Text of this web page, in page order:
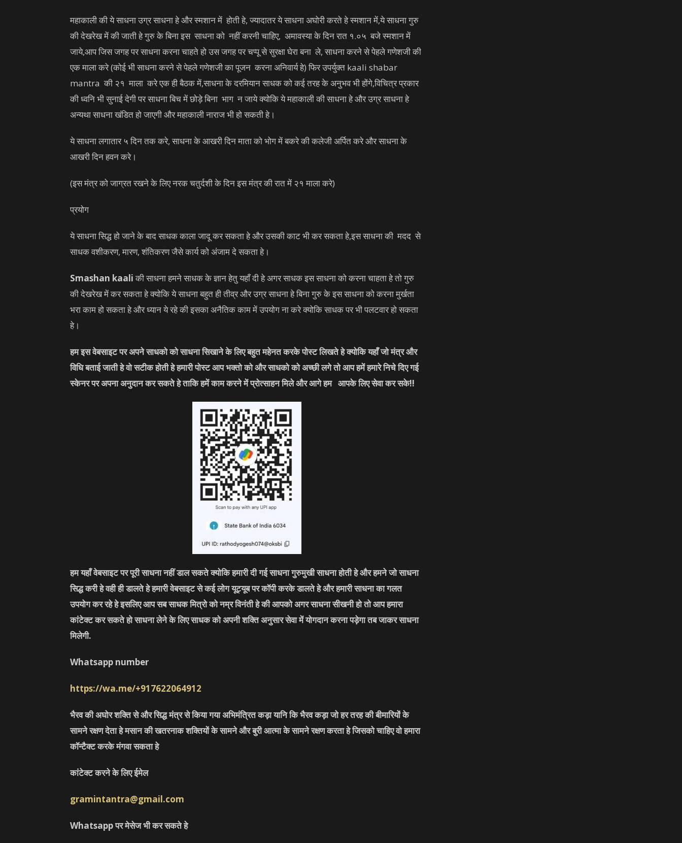
महाकाली की ये साधना उग्र साधना हे और स्मशान में होती हे, ज्यादातर ये साधना अघोरी करते हे स्मशान में,ये साधना गुरु
की देखरेख में की जाती हे गुरु के बिना इस साधना को नहीं करनी चाहिए, अमावस्या के दिन रात १.०५ बजे स्मशान में
जाये,आप जिस जगह पर साधना करना चाहते हो उस जगह पर चप्पू से सुरक्षा घेरा बना ले, साधना करने से पेहले गणेशजी की
एक माला करे (कोई भी साधना करने से पेहले गणेशजी का पूजन करना अनिवार्य हे) फिर उपर्युक्त kaali shabar
mantra की २१ माला करे एक ही बैठक में,साधना के दरमियान साधक को कई तरह के अनुभव भी होंगे,विचित्र प्रकार
की ध्वनि भी सुनाई देगी पर साधना बिच में छोड़े बिना भाग न जाये क्योकि ये महाकाली की साधना हे और उग्र साधना हे
अन्यथा साधना खंडित हो जाएगी और महाकाली नाराज भी हो सकती हे।
ये साधना लगातार ५ दिन तक करे, साधना के आखरी दिन माता को भोग में बकरे की कलेजी अर्पित करे और साधना के
आखरी दिन हवन करे।
(इस मंत्र को जाग्रत रखने के लिए नरक चतुर्दशी के दिन इस मंत्र की रात में २१ माला करे)
प्रयोग
ये साधना सिद्ध हो जाने के बाद साधक काला जादू कर सकता हे और उसकी काट भी कर सकता हे,इस साधना की मदद से
साधक वशीकरण, मारण, शंतिकरण जैसे कार्य को अंजाम दे सकता हे।
Smashan kaaliकी साधना हमने साधक के ज्ञान हेतु यहाँ दी हे अगर साधक इस साधना को करना चाहता हे तो गुरु
की देखरेख में कर सकता हे क्योकि ये साधना बहुत ही तीव्र और उग्र साधना हे बिना गुरु के इस साधना को करना मुर्खता
भरा काम हो सकता हे और ध्यान ये रहे की इसका अनैतिक काम में उपयोग ना करे क्योकि साधक पर भी पलटवार हो सकता
हे।
हम इस वेबसाइट पर अपने साधको को साधना सिखाने के लिए बहुत महेनत करके पोस्ट लिखते हे क्योकि यहाँ जो मंत्र और
विधि बताई जाती हे वो सटीक होती हे हमारी पोस्ट आप भक्तो को और साधको को अच्छी लगे तो आप हमें हमारे निचे दिए गई
स्केनर पर अपना अनुदान कर सकते हे ताकि हमें काम करने में प्रोत्साहन मिले और आगे हम आपके लिए सेवा कर सके!!
हम यहाँ वेबसाइट पर पूरी साधना नहीं डाल सकते क्योकि हमारी दी गई साधना गुरुमुखी साधना होती हे और हमने जो साधना
सिद्ध करी हे वही ही डालते हे हमारी वेबसाइट से कई लोग यूट्यूब पर कॉपी करके डालते हे और हमारी साधना का गलत
उपयोग कर रहे हे इसलिए आप सब साधक मित्रो को नम्र विनंती हे की आपको अगर साधना सीखनी हो तो आप हमारा
कांटेक्ट कर सकते हो साधना लेने के लिए साधक को अपनी शक्ति अनुसार सेवा में योगदान करना पड़ेगा तब जाकर साधना
मिलेगी.
Whatsapp number
https://wa.me/+917622064912
भैरव की अघोर शक्ति से और सिद्ध मंत्र से किया गया अभिमंत्रित कड़ा यानि कि भैरव कड़ा जो हर तरह की बीमारियों के
सामने रक्षण देता हे मसान की खतरनाक शक्तियों के सामने और बुरी आत्मा के सामने रक्षण करता हे जिसको चाहिए वो हमारा
कॉन्टैक्ट करके मंगवा सकता हे
कांटेक्ट करने के लिए ईमेल
gramintantra@gmail.com
Whatsapp पर मेसेज भी कर सकते हे